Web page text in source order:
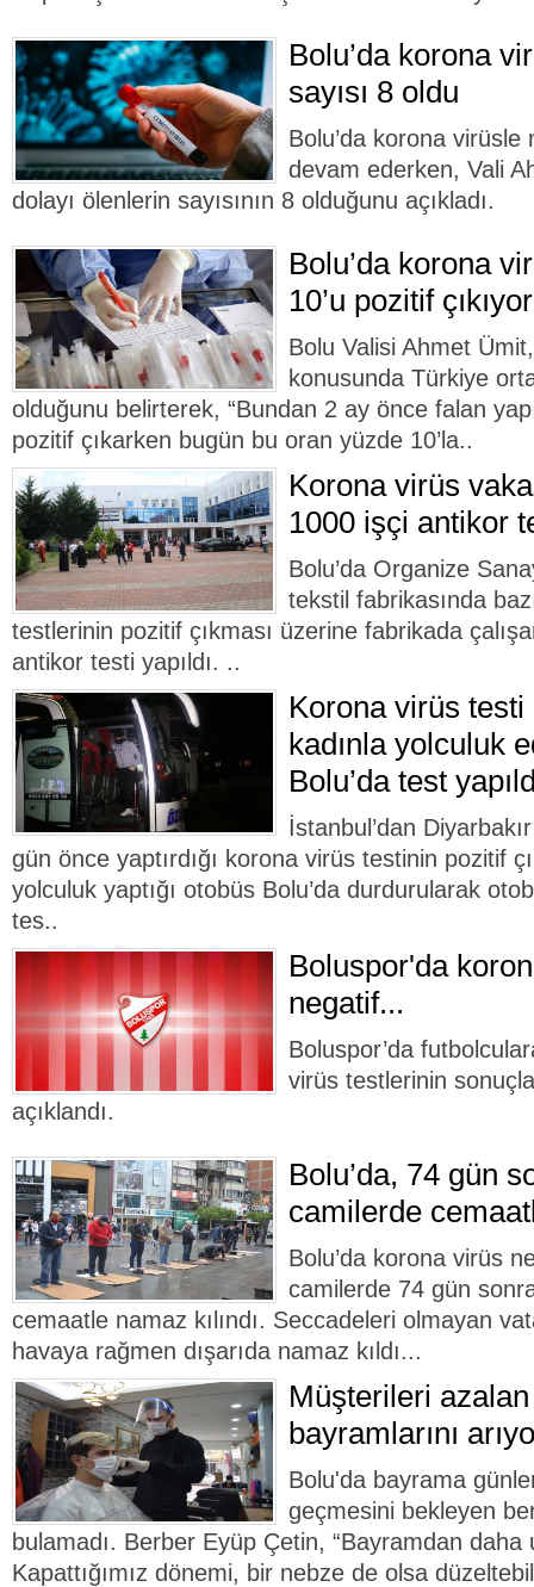
Bolu’da korona
sayısı 8 oldu
Bolu’da korona
devam ederken, Vali
dolayı ölenlerin sayısının 8 olduğunu açıkladı.
Bolu’da korona
10’u pozitif çıkıyor
Bolu Valisi Ahmet
konusunda Türkiye
olduğunu belirterek, “Bundan 2 ay önce falan
pozitif çıkarken bugün bu oran yüzde 10’la..
Korona virüs
1000 işçi antikor
Bolu’da Organize
tekstil fabrikasında
testlerinin pozitif çıkması üzerine fabrikada
antikor testi yapıldı. ..
Korona virüs testi
kadınla yolculuk
Bolu’da test
İstanbul’dan
gün önce yaptırdığı korona virüs testinin pozitif
yolculuk yaptığı otobüs Bolu’da durdurularak
tes..
Boluspor'da
negatif...
Boluspor’da
virüs testlerinin
açıklandı.
Bolu’da, 74 gün
camilerde
Bolu’da korona virüs
camilerde 74 gün
cemaatle namaz kılındı. Seccadeleri olmayan
havaya rağmen dışarıda namaz kıldı...
Müşterileri
bayramlarını
Bolu'da bayrama
geçmesini bekleyen
bulamadı. Berber Eyüp Çetin, “Bayramdan daha
Kapattığımız dönemi, bir nebze de olsa